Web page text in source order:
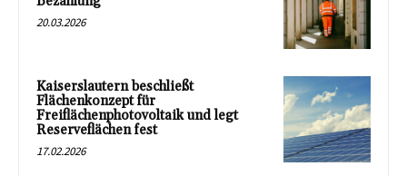
20.03.2026
Kaiserslautern beschließt
Flächenkonzept für
Freiflächenphotovoltaik und legt
Reserveflächen fest
17.02.2026